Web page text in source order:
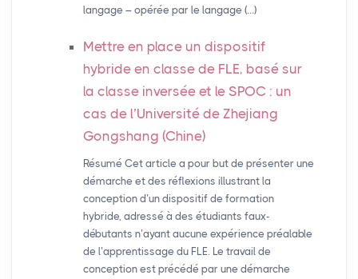
langage – opérée par le langage (…)
Mettre en place un dispositif
hybride en classe de FLE, basé sur
la classe inversée et le SPOC : un
cas de l’Université de Zhejiang
Gongshang (Chine)
Résumé Cet article a pour but de présenter une
démarche et des réflexions illustrant la
conception d’un dispositif de formation
hybride, adressé à des étudiants faux-
débutants n’ayant aucune expérience préalable
de l’apprentissage du FLE. Le travail de
conception est précédé par une démarche